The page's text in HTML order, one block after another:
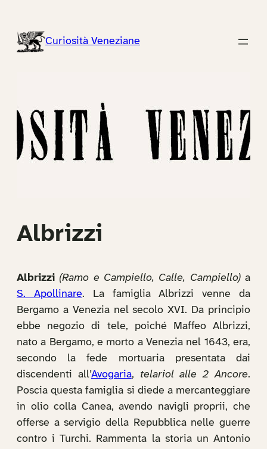
contenutoCuriosità Veneziane
Albrizzi
Albrizzi (Ramo e Campiello, Calle, Campiello)a
S. Apollinare. La famiglia Albrizzi venne da
Bergamo a Venezia nel secolo XVI. Da principio
ebbe negozio di tele, poiché Maffeo Albrizzi,
nato a Bergamo, e morto a Venezia nel 1643, era,
secondo la fede mortuaria presentata dai
discendenti all’Avogaria, telariol alle 2 Ancore.
Poscia questa famiglia si diede a mercanteggiare
in olio colla Canea, avendo navigli proprii, che
offerse a servigio della Repubblica nelle guerre
contro i Turchi. Rammenta la storia un Antonio